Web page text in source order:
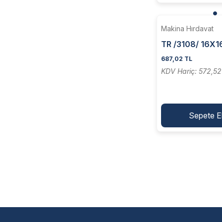
Makina Hırdavat
TR /3108/
HSS Torna
687,02 TL
KDV Hariç:
Sepete